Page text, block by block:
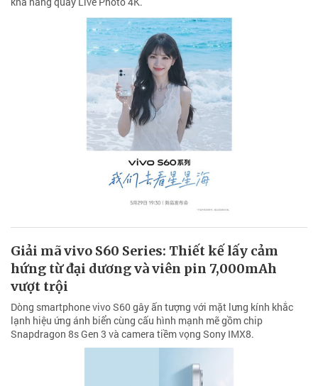
Giải mã vivo S60 Series: Thiết kế lấy cảm
hứng từ đại dương và viên pin 7,000mAh
vượt trội
Dòng smartphone vivo S60 gây ấn tượng với mặt lưng kính khắc
lạnh hiệu ứng ánh biển cùng cấu hình mạnh mẽ gồm chip
Snapdragon 8s Gen 3 và camera tiềm vọng Sony IMX8.